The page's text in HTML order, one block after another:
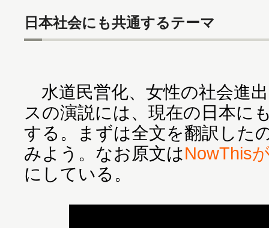
日本社会にも共通するテーマ
水道民営化、女性の社会進
スの演説には、現在の日本に
する。まずは全文を翻訳した
みよう。なお原文はNowThis
にしている。